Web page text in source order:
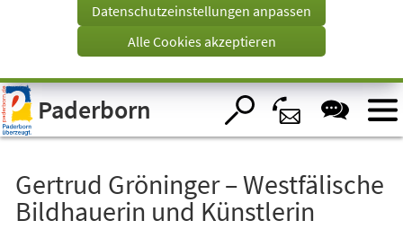
Visuelle
Assistenzsoftware
öffnen.
Tab)
Datenschutzeinstellungen anpassen
Alle Cookies akzeptieren
Paderborn
Gertrud Gröninger – Westfälische
Bildhauerin und Künstlerin